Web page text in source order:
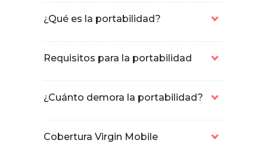
¿Qué es la portabilidad?
Requisitos para la portabilidad
¿Cuánto demora la portabilidad?
Cobertura Virgin Mobile